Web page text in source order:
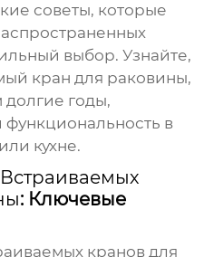
советы, которые
выбор. Узнайте,
кран для раковины,
годы,
в
кухне.
: Ключевые
кранов для